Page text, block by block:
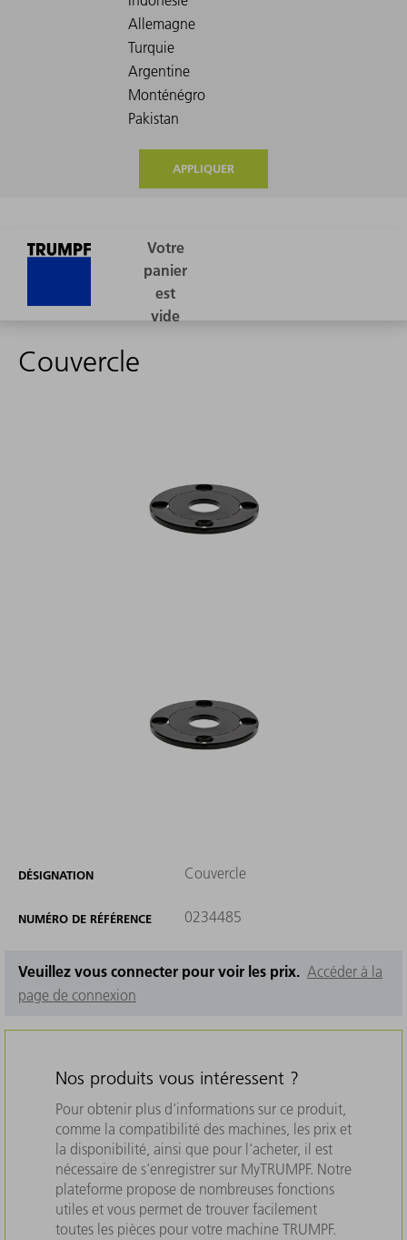
APPLIQUER
Couvercle
DÉSIGNATION Couvercle
NUMÉRO DE RÉFÉRENCE 0234485
Veuillez vous connecter pour voir les prix. Accéder à la
page de connexion
Nos produits vous intéressent ?
Pour obtenir plus d'informations sur ce produit,
comme la compatibilité des machines, les prix et
la disponibilité, ainsi que pour l'acheter, il est
nécessaire de s'enregistrer sur MyTRUMPF. Notre
plateforme propose de nombreuses fonctions
utiles et vous permet de trouver facilement
toutes les pièces pour votre machine TRUMPF.